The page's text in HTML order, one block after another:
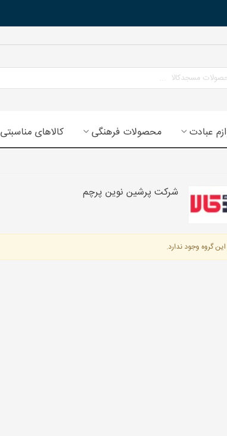
عبادت محصولات فرهنگی کالاهای مناسبتی
شرکت پرشین نوین پرچم
گروه وجود ندارد.